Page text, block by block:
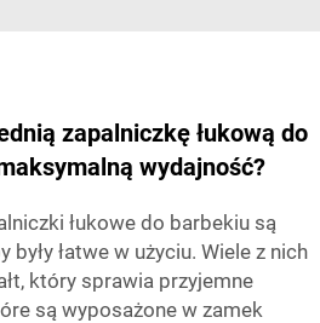
zapalniczkę łukową do
wydajność?
łukowe do barbekiu są
łatwe w użyciu. Wiele z nich
który sprawia przyjemne
są wyposażone w zamek